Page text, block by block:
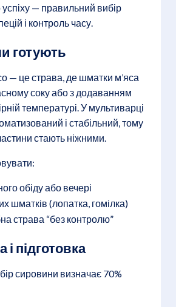
— правильний вибір
і контроль часу.
готують
— це страва, де шматки м’яса
соку або з додаванням
температурі. У мультиварці
і стабільний, тому
стають ніжними.
обіду або вечері
шматків (лопатка, гомілка)
страва “без контролю”
і підготовка
сировини визначає 70%